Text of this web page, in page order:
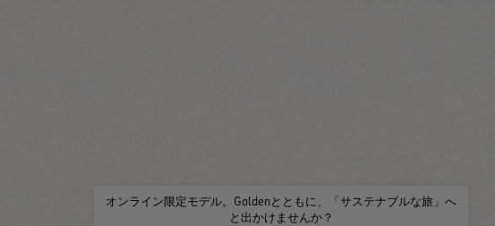
オンライン限定モデル。Goldenとともに、「サステナブルな旅」へ
と出かけませんか？